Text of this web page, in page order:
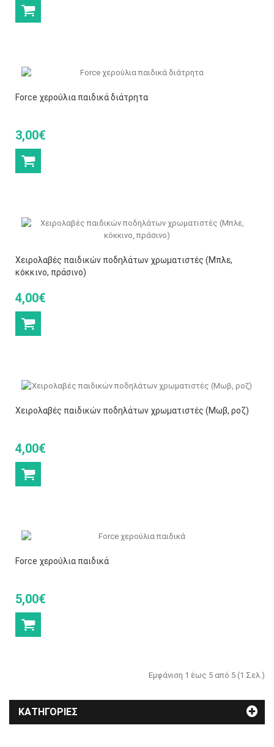
Force χερούλια παιδικά διάτρητα
3,00€
Χειρολαβές παιδικών ποδηλάτων χρωματιστές (Μπλε,
κόκκινο, πράσινο)
4,00€
Χειρολαβές παιδικών ποδηλάτων χρωματιστές (Μωβ, ροζ)
4,00€
Force χερούλια παιδικά
5,00€
Εμφάνιση 1 έως 5 από 5 (1 Σελ.)
ΚΑΤΗΓΟΡΊΕΣ